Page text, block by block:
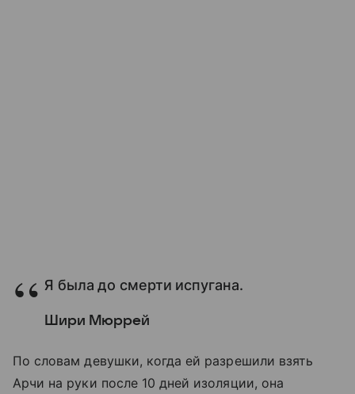
Я была до смерти испугана.
Шири Мюррей
По словам девушки, когда ей разрешили взять
Арчи на руки после 10 дней изоляции, она